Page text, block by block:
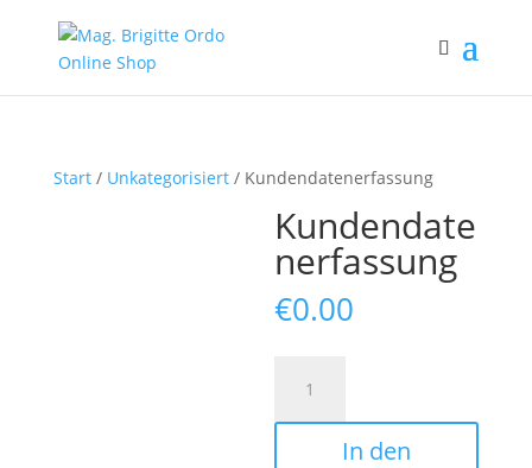
Start/ Unkategorisiert/ Kundendatenerfassung
Kundendate
nerfassung
€0.00
Menge
In den